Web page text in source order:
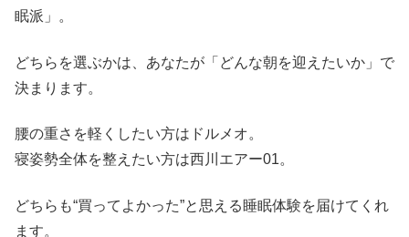
眠派」。
どちらを選ぶかは、あなたが「どんな朝を迎えたいか」で
決まります。
腰の重さを軽くしたい方はドルメオ。
寝姿勢全体を整えたい方は西川エアー01。
どちらも“買ってよかった”と思える睡眠体験を届けてくれ
ます。